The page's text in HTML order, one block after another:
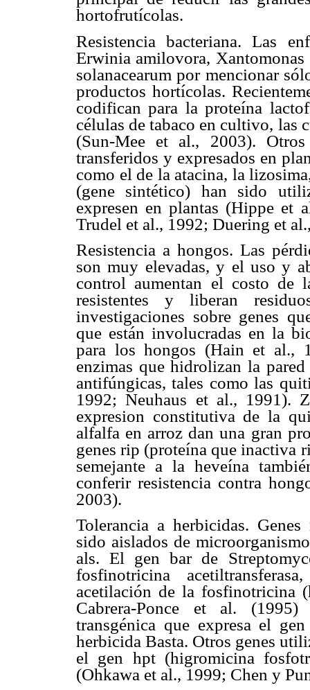
hortofrutícolas.
Resistencia bacteriana. Las
Erwinia amilovora,
solanacearum por mencionar
productos hortícolas.
codifican para la proteína
células de tabaco en cultivo, las
(Sun-Mee et al., 2003).
transferidos y expresados en
como el de la atacina, la
(gene sintético) han sido
expresen en plantas (Hippe et
Trudel et al., 1992; Duering et
Resistencia a hongos. Las
son muy elevadas, y el uso y
control aumentan el costo de
resistentes y liberan
investigaciones sobre genes
que están involucradas en la
para los hongos (Hain et al.,
enzimas que hidrolizan la
antifúngicas, tales como las
1992; Neuhaus et al., 1991).
expresion constitutiva de la
alfalfa en arroz dan una gran
genes rip (proteína que inactiva
semejante a la heveína
conferir resistencia contra
2003).
Tolerancia a herbicidas.
sido aislados de
als. El gen bar de
fosfinotricina
acetilación de la fosfinotricina
Cabrera-Ponce et al.
transgénica que expresa el
herbicida Basta. Otros genes
el gen hpt (higromicina
(Ohkawa et al., 1999; Chen y